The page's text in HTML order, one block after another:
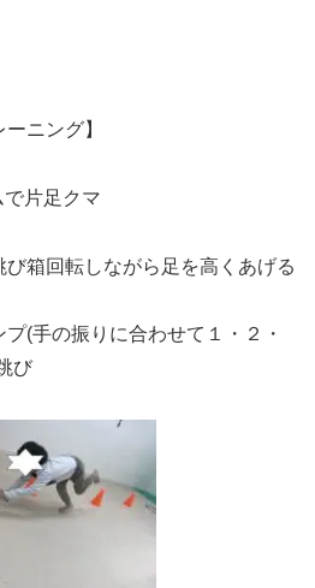
ニング】
片足クマ
箱回転しながら足を高くあげる
プ(手の振りに合わせて１・２・
び